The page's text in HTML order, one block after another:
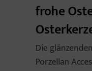
frohe
Die
Porzellan